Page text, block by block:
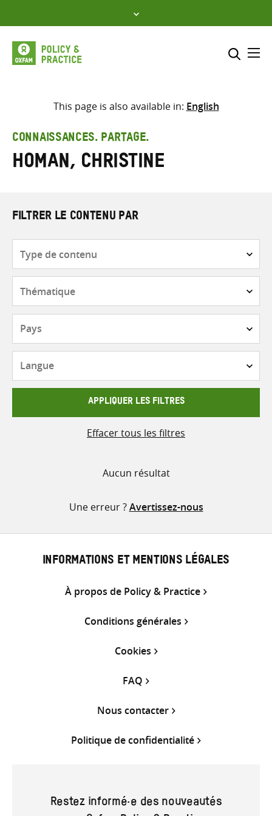
to
content
Sélectionner l’emplacement
Saisir
les
termes
This page is also available in: English
CONNAISSANCES. PARTAGE.
Homan, Christine
FILTRER LE CONTENU PAR
contenu
APPLIQUER LES FILTRES
Effacer tous les filtres
Aucun résultat
Une erreur ?Avertissez-nous
INFORMATIONS ET MENTIONS LÉGALES
À propos de Policy & Practice
Conditions générales
Cookies
FAQ
Nous contacter
Politique de confidentialité
Restez informé·e des nouveautés